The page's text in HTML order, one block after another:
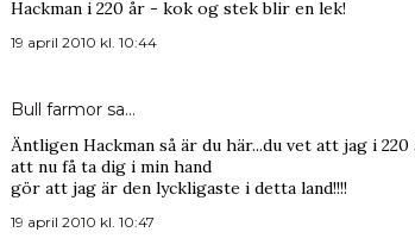
Hackman i 220 år - kok og stek blir en lek!
19 april 2010 kl. 10:44
Bull farmor sa…
Äntligen Hackman så är du här...du vet att jag i
att nu få ta dig i min hand
gör att jag är den lyckligaste i detta land!!!!
19 april 2010 kl. 10:47